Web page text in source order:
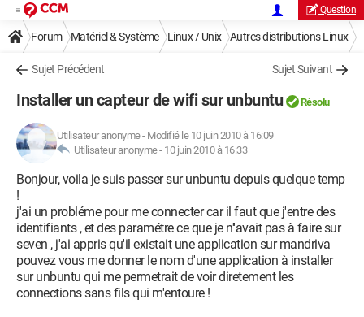
Question
Forum Matériel & Système Linux / Unix Autres distributions Linux
Sujet Précédent Sujet Suivant
Installer un capteur de wifi sur unbuntu Résolu
Utilisateur anonyme- Modifié le 10 juin 2010 à 16:09
Utilisateur anonyme - 10 juin 2010 à 16:33
Bonjour, voila je suis passer sur unbuntu depuis quelque temp
!
j'ai un probléme pour me connecter car il faut que j'entre des
identifiants , et des paramétre ce que je n''avait pas à faire sur
seven , j'ai appris qu'il existait une application sur mandriva
pouvez vous me donner le nom d'une application à installer
sur unbuntu qui me permetrait de voir diretement les
connections sans fils qui m'entoure !